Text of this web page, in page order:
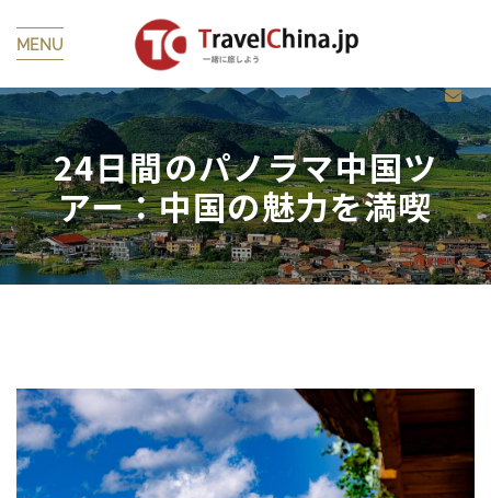
MENU
24日間のパノラマ中国ツ
アー：中国の魅力を満喫